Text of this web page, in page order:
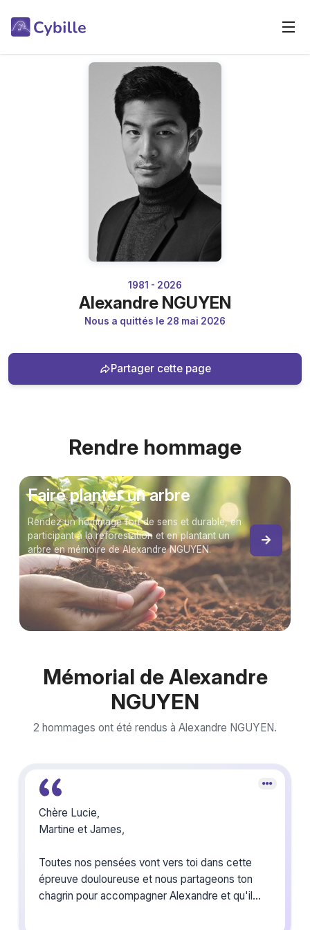
1981 - 2026
Alexandre NGUYEN
Nous a quittés le 28 mai 2026
Partager cette page
Rendre hommage
Faire planter un arbre
Rendez un hommage fort de sens et durable, en
participant à la reforestation et en plantant un
arbre en mémoire de Alexandre NGUYEN.
Mémorial de Alexandre
NGUYEN
2 hommages ont été rendus à Alexandre NGUYEN.
Chère Lucie,
Martine et James,
Toutes nos pensées vont vers toi dans cette
épreuve douloureuse et nous partageons ton
chagrin pour accompagner Alexandre et qu'il